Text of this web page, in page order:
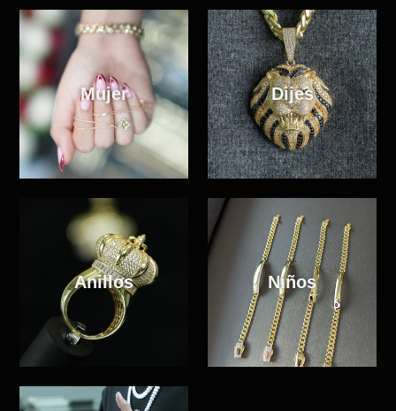
Mujer Dijes
Anillos Niños